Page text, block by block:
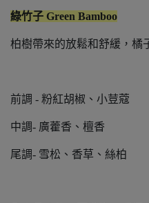
綠竹子 Green Bamboo
柏樹帶來的放鬆和舒緩，橘
前調 - 粉紅胡椒、小荳蔻
中調- 廣藿香、檀香
尾調- 雪松、香草、絲柏